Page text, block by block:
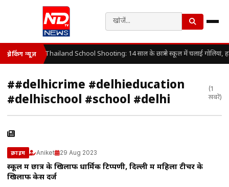
ब्रेकिंग न्यूज़ Thailand School Shooting: 14 साल के छात्र ने स्कूल में चलाई गोलियां,
##delhicrime #delhieducation
#delhischool #school #delhi
(1
खबरें)
क्राइम Aniket 29 Aug 2023
स्कूल में छात्र के खिलाफ धार्मिक टिप्पणी, दिल्ली में महिला टीचर के
खिलाफ केस दर्ज